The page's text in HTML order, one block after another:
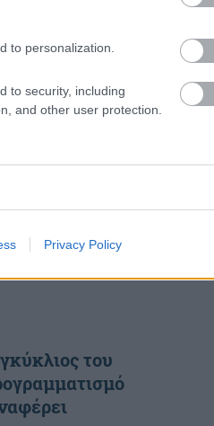
to personalization.
to security, including
and other user protection.
Privacy Policy
ευρώ σε
του